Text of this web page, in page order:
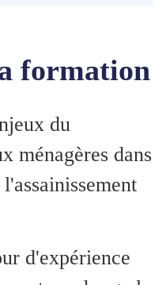
formation
du
ménagères dans
d'expérience